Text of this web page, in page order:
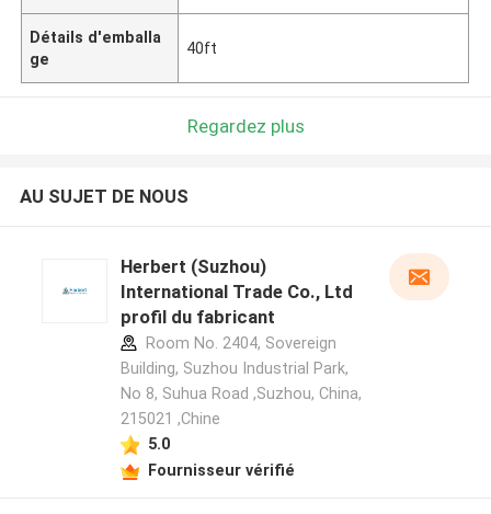
Détails d'emballa
ge
40ft
Regardez plus
AU SUJET DE NOUS
Herbert (Suzhou)
International Trade Co., Ltd
profil du fabricant
Room No. 2404, Sovereign
Building, Suzhou Industrial Park,
No 8, Suhua Road ,Suzhou, China,
215021 ,Chine
5.0
Fournisseur vérifié